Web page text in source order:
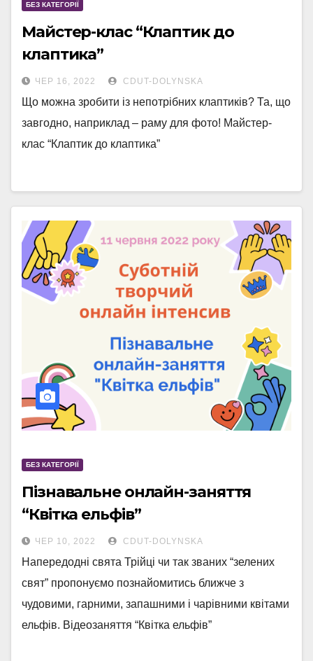
БЕЗ КАТЕГОРІЇ
Майстер-клас “Клаптик до
клаптика”
ЧЕР 16, 2022 CDUT-DOLYNSKA
Що можна зробити із непотрібних клаптиків? Та, що
завгодно, наприклад – раму для фото! Майстер-
клас “Клаптик до клаптика”
БЕЗ КАТЕГОРІЇ
Пізнавальне онлайн-заняття
“Квітка ельфів”
ЧЕР 10, 2022 CDUT-DOLYNSKA
Напередодні свята Трійці чи так званих “зелених
свят” пропонуємо познайомитись ближче з
чудовими, гарними, запашними і чарівними квітами
ельфів. Відеозаняття “Квітка ельфів”